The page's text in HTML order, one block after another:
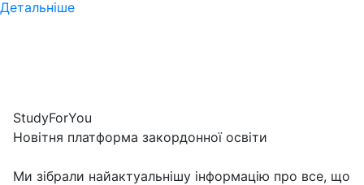
Детальніше
StudyForYou
Новітня платформа закордонної освіти
Ми зібрали найактуальнішу інформацію про все, що